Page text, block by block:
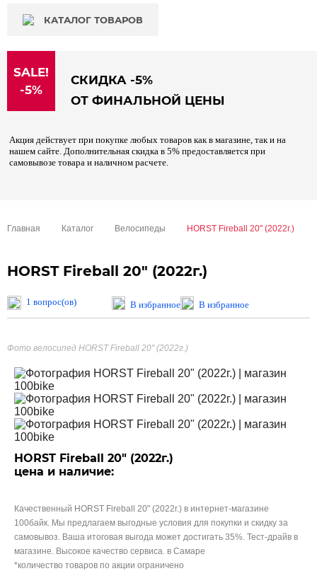
КАТАЛОГ ТОВАРОВ
SALE!
-5%
СКИДКА -5%
ОТ ФИНАЛЬНОЙ ЦЕНЫ
Акция действует при покупке любых товаров как в магазине, так и на
нашем сайте. Дополнительная скидка в 5% предоставляется при
самовывозе товара и наличном расчете.
Главная Каталог Велосипеды HORST Fireball 20" (2022г.)
HORST Fireball 20" (2022г.)
1 вопрос(ов) В избранное В избранное
Фото велосипед HORST Fireball 20" (2022г.)
HORST Fireball 20" (2022г.)
цена и наличие:
Качественный HORST Fireball 20" (2022г.) в интернет-магазине
100байк. Мы предлагаем выгодные условия для покупки и скидку за
самовывоз. Ваша итоговая выгода может достигать 35%. Тест-драйв в
магазине. Высокое качество сервиса. в Самаре
*количество товаров по акции ограничено